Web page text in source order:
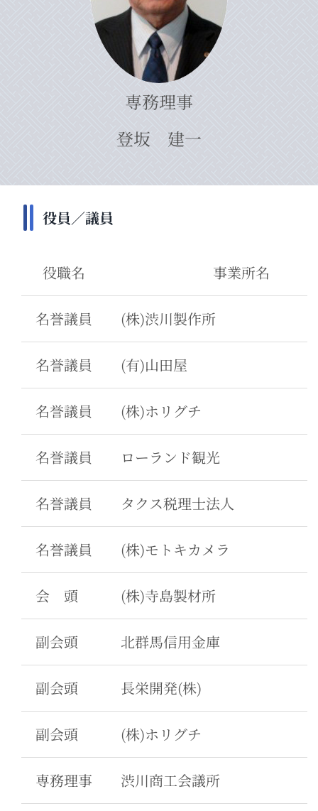
専務理事
登坂 建一
役員／議員
役職名 事業所名
名誉議員 (株)渋川製作所
名誉議員 (有)山田屋
名誉議員 (株)ホリグチ
名誉議員 ローランド観光
名誉議員 タクス税理士法人
名誉議員 (株)モトキカメラ
会 頭 (株)寺島製材所
副会頭 北群馬信用金庫
副会頭 長栄開発(株)
副会頭 (株)ホリグチ
専務理事 渋川商工会議所